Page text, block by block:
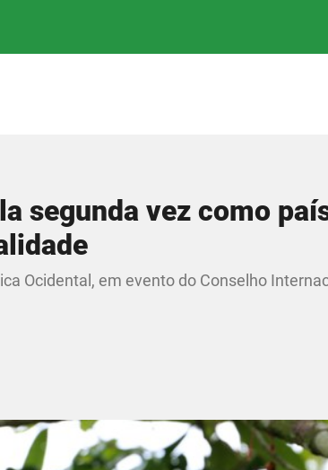
segunda vez como
Ocidental, em evento do Conselho